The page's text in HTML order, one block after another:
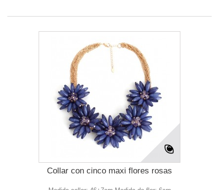
Collar con cinco maxi flores rosas